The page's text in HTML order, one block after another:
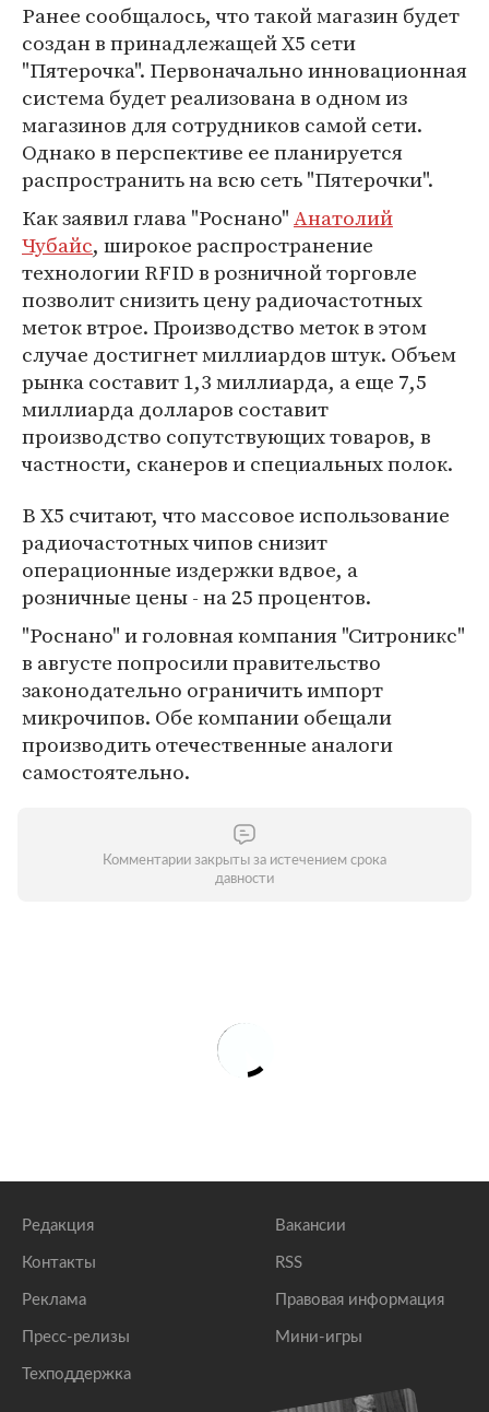
Ранее сообщалось, что такой магазин будет
создан в принадлежащей X5 сети
"Пятерочка". Первоначально инновационная
система будет реализована в одном из
магазинов для сотрудников самой сети.
Однако в перспективе ее планируется
распространить на всю сеть "Пятерочки".
Как заявил глава "Роснано"Анатолий
Чубайс, широкое распространение
технологии RFID в розничной торговле
позволит снизить цену радиочастотных
меток втрое. Производство меток в этом
случае достигнет миллиардов штук. Объем
рынка составит 1,3 миллиарда, а еще 7,5
миллиарда долларов составит
производство сопутствующих товаров, в
частности, сканеров и специальных полок.
В Х5 считают, что массовое использование
радиочастотных чипов снизит
операционные издержки вдвое, а
розничные цены - на 25 процентов.
"Роснано" и головная компания "Ситроникс"
в августе попросили правительство
законодательно ограничить импорт
микрочипов. Обе компании обещали
производить отечественные аналоги
самостоятельно.
Комментарии закрыты за истечением срока
давности
Редакция
Контакты
Реклама
Пресс-релизы
Техподдержка
Вакансии
RSS
Правовая информация
Мини-игры